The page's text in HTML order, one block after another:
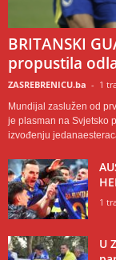
BRITANSKI
propustila
ZASREBRENICU.ba - 1
Mundijal zaslužen od
je plasman na Svjetsko
izvođenju
1
U